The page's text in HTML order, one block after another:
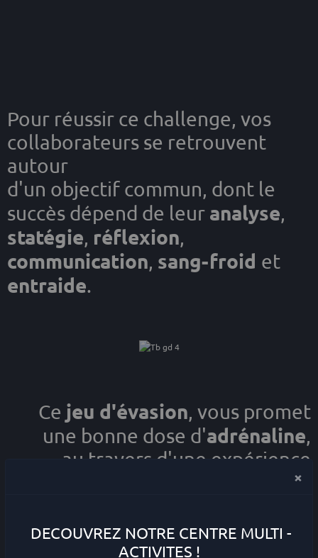
Pour réussir ce challenge, vos
collaborateurs se retrouvent
autour
d'un objectif commun, dont le
succès dépend de leur analyse,
statégie, réflexion,
communication, sang-froid et
entraide.
Ce jeu d'évasion, vous promet
une bonne dose d'adrénaline,
au travers d'une expérience
et
×
DECOUVREZ NOTRE CENTRE MULTI -
ACTIVITES !